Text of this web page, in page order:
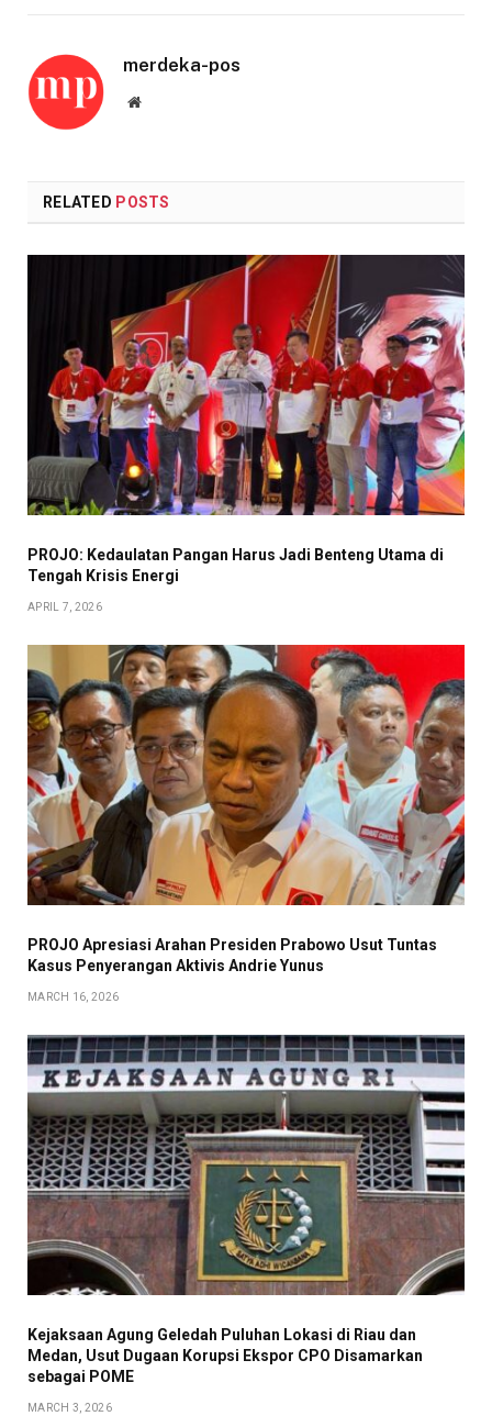
merdeka-pos
Website
RELATED POSTS
PROJO: Kedaulatan Pangan Harus Jadi Benteng Utama di
Tengah Krisis Energi
APRIL 7, 2026
PROJO Apresiasi Arahan Presiden Prabowo Usut Tuntas
Kasus Penyerangan Aktivis Andrie Yunus
MARCH 16, 2026
Kejaksaan Agung Geledah Puluhan Lokasi di Riau dan
Medan, Usut Dugaan Korupsi Ekspor CPO Disamarkan
sebagai POME
MARCH 3, 2026